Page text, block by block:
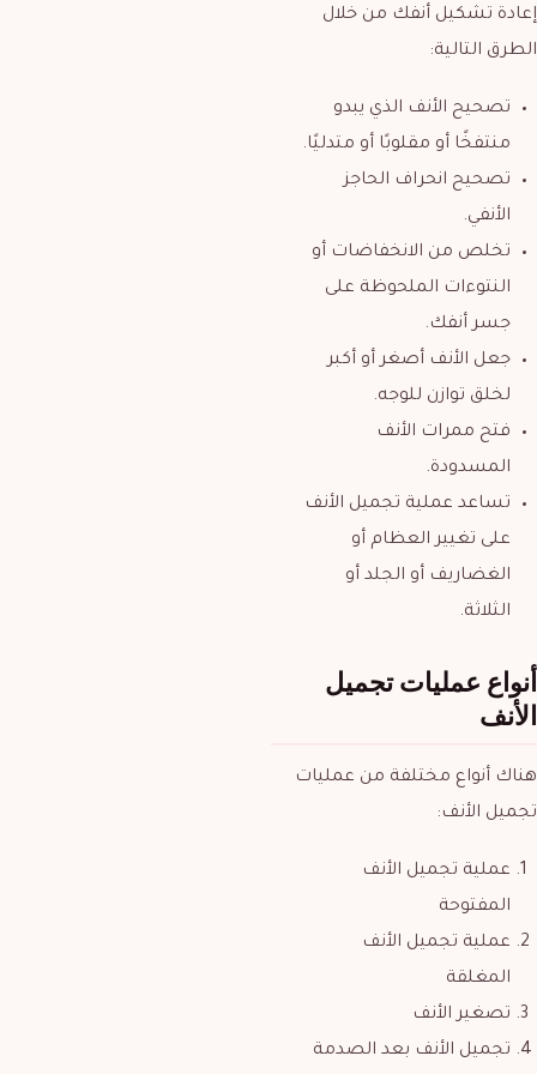
إعادة تشكيل أنفك من خلال
الطرق التالية:
تصحيح الأنف الذي يبدو
منتفخًا أو مقلوبًا أو متدليًا.
تصحيح انحراف الحاجز
الأنفي.
تخلص من الانخفاضات أو
النتوءات الملحوظة على
جسر أنفك.
جعل الأنف أصغر أو أكبر
لخلق توازن للوجه.
فتح ممرات الأنف
المسدودة.
تساعد عملية تجميل الأنف
على تغيير العظام أو
الغضاريف أو الجلد أو
الثلاثة.
أنواع عمليات تجميل
الأنف
هناك أنواع مختلفة من عمليات
تجميل الأنف:
عملية تجميل الأنف
المفتوحة
عملية تجميل الأنف
المغلقة
تصغير الأنف
تجميل الأنف بعد الصدمة